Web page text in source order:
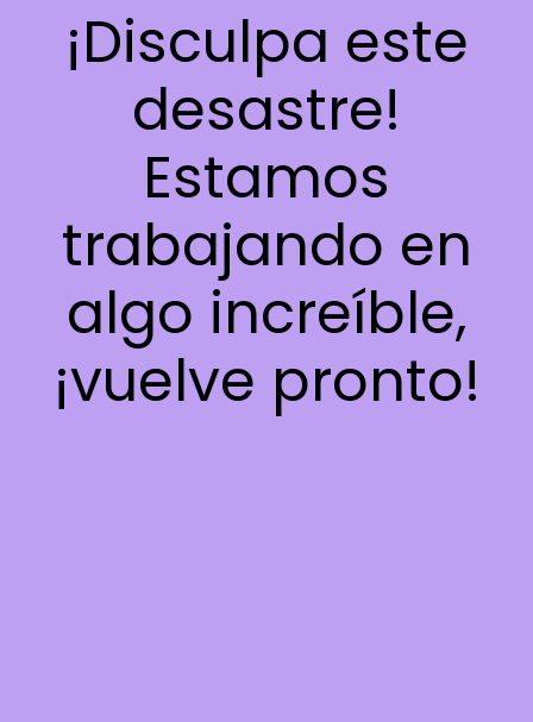
¡Disculpa este
desastre!
Estamos
trabajando en
algo increíble,
¡vuelve pronto!